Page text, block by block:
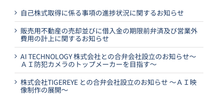
自己株式取得に係る事項の進捗状況に関するお知らせ
販売用不動産の売却並びに借入金の期限前弁済及び営業外
費用の計上に関するお知らせ
AI TECHNOLOGY 株式会社との合弁会社設立のお知らせ～
ＡＩ防犯カメラのトップメーカーを目指す～
株式会社TIGEREYE との合弁会社設立のお知らせ ～ＡＩ映
像制作の展開～